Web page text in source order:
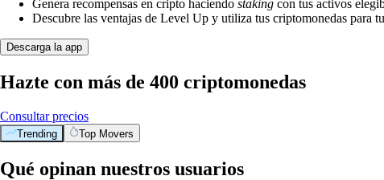
Genera recompensas en cripto haciendo staking con tus activos
Descubre las ventajas de Level Up y utiliza tus criptomonedas para
Descarga la app
Hazte con más de 400 criptomonedas
Consultar precios
Trending Top Movers
Qué opinan nuestros usuarios